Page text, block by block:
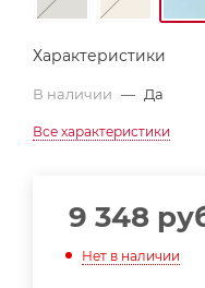
Характеристики
В наличии — Да
Все характеристики
9 348
Нет в наличии